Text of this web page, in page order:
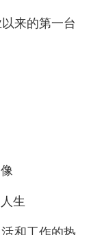
来的第一台
生
和工作的热